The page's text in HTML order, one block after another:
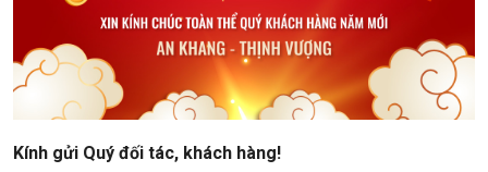
Kính gửi Quý đối tác, khách hàng!